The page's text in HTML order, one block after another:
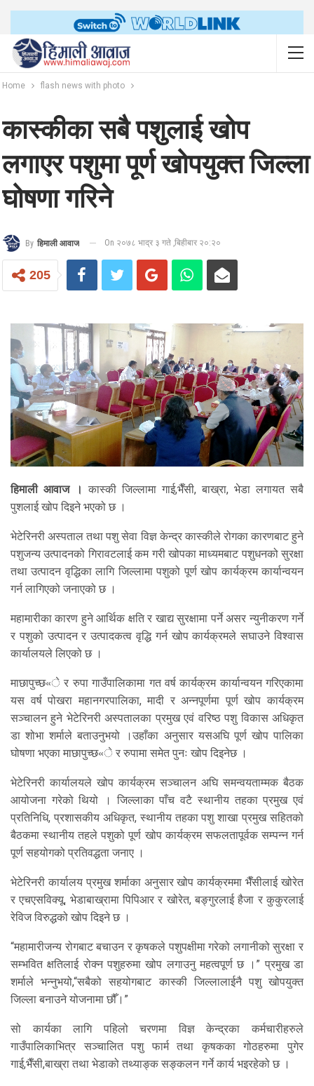
Home flash news with photo
कास्कीका सबै पशुलाई खोप
लगाएर पशुमा पूर्ण खोपयुक्त जिल्ला
घोषणा गरिने
By हिमाली आवाज On २०७८ भाद्र ३ गते ,बिहीबार २०:२०
205
हिमाली आवाज । कास्की जिल्लामा गाई,भैँसी, बाख्रा, भेडा लगायत सबै
पुशलाई खोप दिइने भएको छ ।
भेटेरिनरी अस्पताल तथा पशु सेवा विज्ञ केन्द्र कास्कीले रोगका कारणबाट हुने
पशुजन्य उत्पादनको गिरावटलाई कम गरी खोपका माध्यमबाट पशुधनको सुरक्षा
तथा उत्पादन वृद्धिका लागि जिल्लामा पशुको पूर्ण खोप कार्यक्रम कार्यान्वयन
गर्न लागिएको जनाएको छ ।
महामारीका कारण हुने आर्थिक क्षति र खाद्य सुरक्षामा पर्ने असर न्युनीकरण गर्ने
र पशुको उत्पादन र उत्पादकत्व वृद्धि गर्न खोप कार्यक्रमले सघाउने विश्वास
कार्यालयले लिएको छ ।
माछापुच्छ«े र रुपा गाउँपालिकामा गत वर्ष कार्यक्रम कार्यान्वयन गरिएकामा
यस वर्ष पोखरा महानगरपालिका, मादी र अन्नपूर्णमा पूर्ण खोप कार्यक्रम
सञ्चालन हुने भेटेरिनरी अस्पतालका प्रमुख एवं वरिष्ठ पशु विकास अधिकृत
डा शोभा शर्माले बताउनुभयो ।उहाँका अनुसार यसअघि पूर्ण खोप पालिका
घोषणा भएका माछापुच्छ«े र रुपामा समेत पुनः खोप दिइनेछ ।
भेटेरिनरी कार्यालयले खोप कार्यक्रम सञ्चालन अघि समन्वयताम्मक बैठक
आयोजना गरेको थियो । जिल्लाका पाँच वटै स्थानीय तहका प्रमुख एवं
प्रतिनिधि, प्रशासकीय अधिकृत, स्थानीय तहका पशु शाखा प्रमुख सहितको
बैठकमा स्थानीय तहले पशुको पूर्ण खोप कार्यक्रम सफलतापूर्वक सम्पन्न गर्न
पूर्ण सहयोगको प्रतिवद्धता जनाए ।
भेटेरिनरी कार्यालय प्रमुख शर्माका अनुसार खोप कार्यक्रममा भैँसीलाई खोरेत
र एचएसविक्यू, भेडाबाख्रामा पिपिआर र खोरेत, बङ्गुरलाई हैजा र कुकुरलाई
रेविज विरुद्धको खोप दिइने छ ।
“महामारीजन्य रोगबाट बचाउन र कृषकले पशुपक्षीमा गरेको लगानीको सुरक्षा र
सम्भवित क्षतिलाई रोक्न पशुहरुमा खोप लगाउनु महत्वपूर्ण छ ।” प्रमुख डा
शर्माले भन्नुभयो,“सबैको सहयोगबाट कास्की जिल्लालाईनै पशु खोपयुक्त
जिल्ला बनाउने योजनामा छौँ।”
सो कार्यका लागि पहिलो चरणमा विज्ञ केन्द्रका कर्मचारीहरुले
गाउँपालिकाभित्र सञ्चालित पशु फार्म तथा कृषकका गोठहरुमा पुगेर
गाई,भैँसी,बाख्रा तथा भेडाको तथ्याङ्क सङ्कलन गर्ने कार्य भइरहेको छ ।